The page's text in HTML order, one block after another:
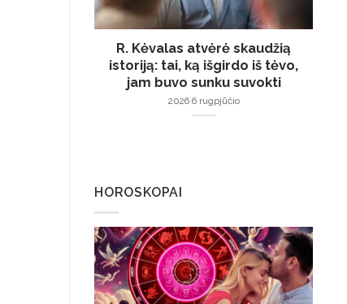
R. Kėvalas atvėrė skaudžią
istoriją: tai, ką išgirdo iš tėvo,
jam buvo sunku suvokti
2026 6 rugpjūčio
HOROSKOPAI